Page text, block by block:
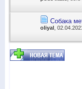
Собака
oliyal ,